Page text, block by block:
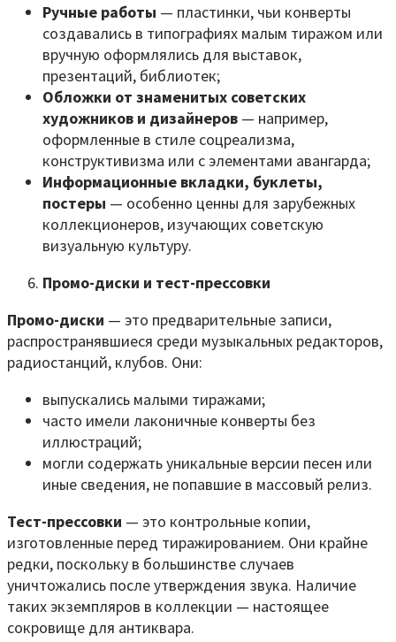
Ручные работы — пластинки, чьи конверты
создавались в типографиях малым тиражом или
вручную оформлялись для выставок,
презентаций, библиотек;
Обложки от знаменитых советских
художников и дизайнеров — например,
оформленные в стиле соцреализма,
конструктивизма или с элементами авангарда;
Информационные вкладки, буклеты,
постеры — особенно ценны для зарубежных
коллекционеров, изучающих советскую
визуальную культуру.
Промо-диски и тест-прессовки
Промо-диски — это предварительные записи,
распространявшиеся среди музыкальных редакторов,
радиостанций, клубов. Они:
выпускались малыми тиражами;
часто имели лаконичные конверты без
иллюстраций;
могли содержать уникальные версии песен или
иные сведения, не попавшие в массовый релиз.
Тест-прессовки — это контрольные копии,
изготовленные перед тиражированием. Они крайне
редки, поскольку в большинстве случаев
уничтожались после утверждения звука. Наличие
таких экземпляров в коллекции — настоящее
сокровище для антиквара.